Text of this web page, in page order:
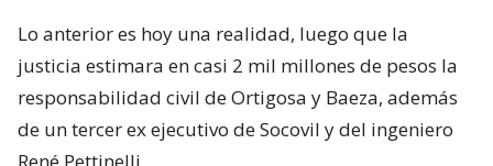
Lo anterior es hoy una realidad, luego que la
justicia estimara en casi 2 mil millones de pesos la
responsabilidad civil de Ortigosa y Baeza, además
de un tercer ex ejecutivo de Socovil y del ingeniero
René Pettinelli.